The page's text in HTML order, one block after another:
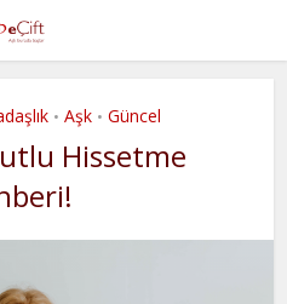
• Aşk • Güncel
Hissetme